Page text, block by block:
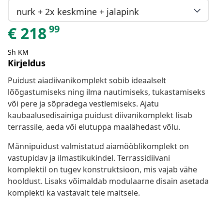
nurk + 2x keskmine + jalapink
€ 21899
Sh KM
Kirjeldus
Puidust aiadiivanikomplekt sobib ideaalselt
lõõgastumiseks ning ilma nautimiseks, tukastamiseks
või pere ja sõpradega vestlemiseks. Ajatu
kaubaalusedisainiga puidust diivanikomplekt lisab
terrassile, aeda või elutuppa maalähedast võlu.
Männipuidust valmistatud aiamööblikomplekt on
vastupidav ja ilmastikukindel. Terrassidiivani
komplektil on tugev konstruktsioon, mis vajab vähe
hooldust. Lisaks võimaldab modulaarne disain asetada
komplekti ka vastavalt teie maitsele.